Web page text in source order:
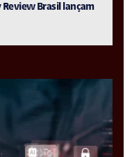
Brasil lançam